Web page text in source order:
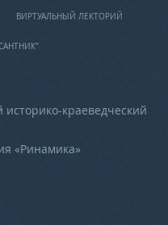
ВИРТУАЛЬНЫЙ ЛЕКТОРИЙ
краеведческий
«Ринамика»